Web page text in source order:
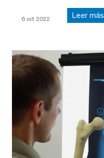
6 oct 2022 Leer más